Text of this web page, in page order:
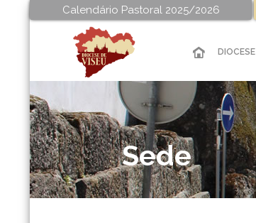
Calendário Pastoral 2025/2026
DIOCESE
Sede